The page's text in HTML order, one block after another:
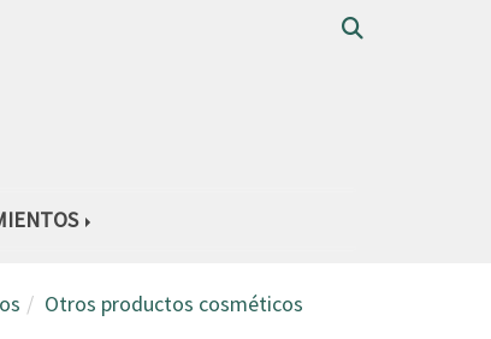
Otros productos cosméticos